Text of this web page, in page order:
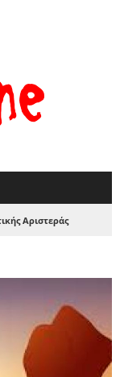
Αριστεράς